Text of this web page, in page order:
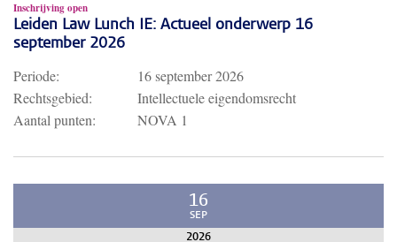
Inschrijving open
Leiden Law Lunch IE: Actueel onderwerp 16
september 2026
Periode:
16 september 2026
Rechtsgebied:
Intellectuele eigendomsrecht
Aantal punten:
NOVA 1
16
SEP
2026